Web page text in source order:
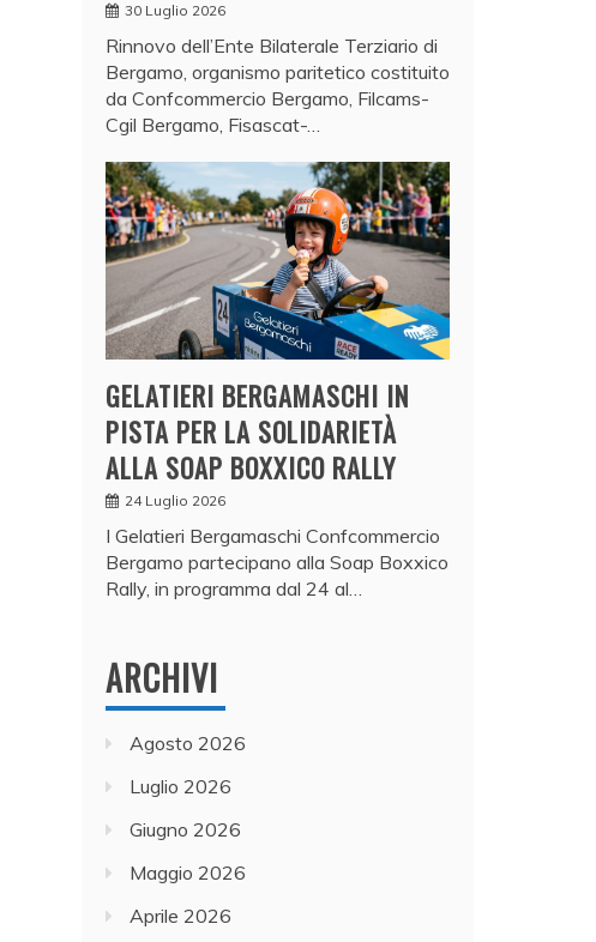
30 Luglio 2026
Rinnovo dell’Ente Bilaterale Terziario di
Bergamo, organismo paritetico costituito
da Confcommercio Bergamo, Filcams-
Cgil Bergamo, Fisascat-…
GELATIERI BERGAMASCHI IN
PISTA PER LA SOLIDARIETÀ
ALLA SOAP BOXXICO RALLY
24 Luglio 2026
I Gelatieri Bergamaschi Confcommercio
Bergamo partecipano alla Soap Boxxico
Rally, in programma dal 24 al…
ARCHIVI
Agosto 2026
Luglio 2026
Giugno 2026
Maggio 2026
Aprile 2026